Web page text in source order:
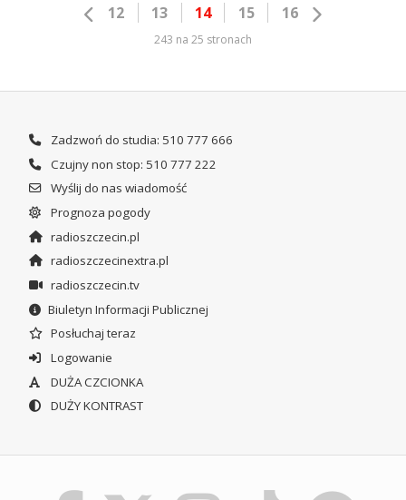
12 13 14 15 16
243 na 25 stronach
Zadzwoń do studia: 510 777 666
Czujny non stop: 510 777 222
Wyślij do nas wiadomość
Prognoza pogody
radioszczecin.pl
radioszczecinextra.pl
radioszczecin.tv
Biuletyn Informacji Publicznej
Posłuchaj teraz
Logowanie
DUŻA CZCIONKA
DUŻY KONTRAST